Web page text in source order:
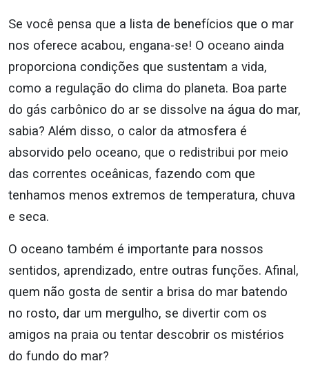
Se você pensa que a lista de benefícios que o mar
nos oferece acabou, engana-se! O oceano ainda
proporciona condições que sustentam a vida,
como a regulação do clima do planeta. Boa parte
do gás carbônico do ar se dissolve na água do mar,
sabia? Além disso, o calor da atmosfera é
absorvido pelo oceano, que o redistribui por meio
das correntes oceânicas, fazendo com que
tenhamos menos extremos de temperatura, chuva
e seca.
O oceano também é importante para nossos
sentidos, aprendizado, entre outras funções. Afinal,
quem não gosta de sentir a brisa do mar batendo
no rosto, dar um mergulho, se divertir com os
amigos na praia ou tentar descobrir os mistérios
do fundo do mar?